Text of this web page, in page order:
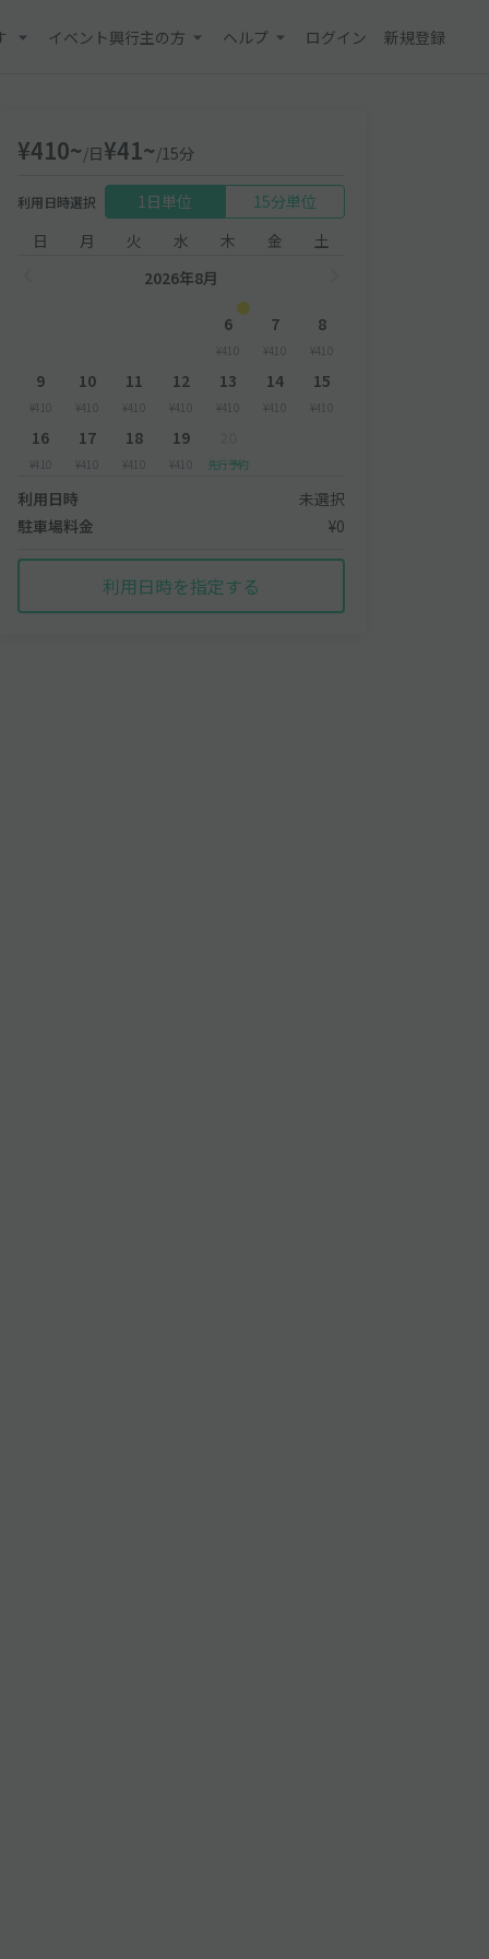
イベント興行主の方 ヘルプ ログイン 新規登録
¥410~/日¥41~/15分
利用日時選択 1日単位
15分単位
日
月 火 水 木 金
土
2026年8月
6
¥410
7
¥410
8
¥410
9
¥410
10
¥410
11
¥410
12
¥410
13
¥410
14
¥410
15
¥410
16
¥410
17
¥410
18
¥410
19
¥410 先行予約
利用日時
未選択
駐車場料金
¥0
利用日時を指定する